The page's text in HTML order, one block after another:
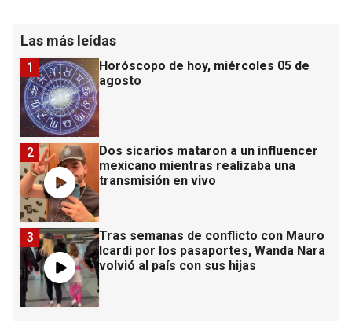
Las más leídas
Horóscopo de hoy, miércoles 05 de
agosto
1
Dos sicarios mataron a un influencer
mexicano mientras realizaba una
transmisión en vivo
2
Tras semanas de conflicto con Mauro
Icardi por los pasaportes, Wanda Nara
volvió al país con sus hijas
3